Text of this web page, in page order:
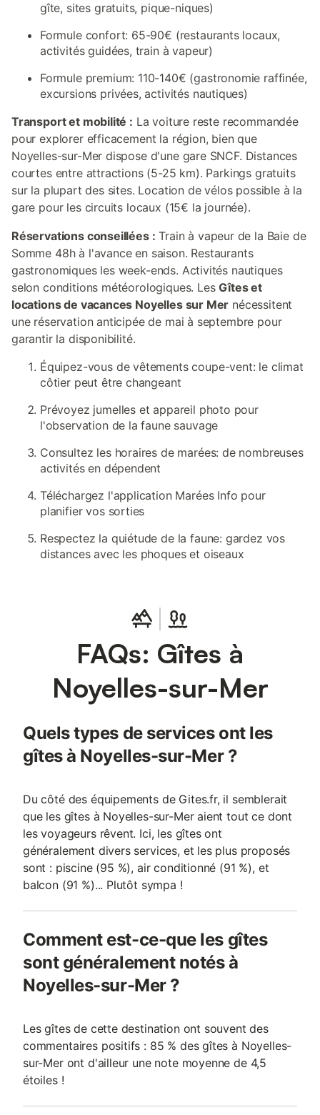
gîte, sites gratuits, pique-niques)
Formule confort: 65-90€ (restaurants locaux,
activités guidées, train à vapeur)
Formule premium: 110-140€ (gastronomie raffinée,
excursions privées, activités nautiques)
Transport et mobilité : La voiture reste recommandée
pour explorer efficacement la région, bien que
Noyelles-sur-Mer dispose d'une gare SNCF. Distances
courtes entre attractions (5-25 km). Parkings gratuits
sur la plupart des sites. Location de vélos possible à la
gare pour les circuits locaux (15€ la journée).
Réservations conseillées : Train à vapeur de la Baie de
Somme 48h à l'avance en saison. Restaurants
gastronomiques les week-ends. Activités nautiques
selon conditions météorologiques. LesGîtes et
locations de vacances Noyelles sur Mer nécessitent
une réservation anticipée de mai à septembre pour
garantir la disponibilité.
Équipez-vous de vêtements coupe-vent: le climat
côtier peut être changeant
Prévoyez jumelles et appareil photo pour
l'observation de la faune sauvage
Consultez les horaires de marées: de nombreuses
activités en dépendent
Téléchargez l'application Marées Info pour
planifier vos sorties
Respectez la quiétude de la faune: gardez vos
distances avec les phoques et oiseaux
FAQs: Gîtes à
Noyelles-sur-Mer
Quels types de services ont les
gîtes à Noyelles-sur-Mer ?
Du côté des équipements de Gites.fr, il semblerait
que les gîtes à Noyelles-sur-Mer aient tout ce dont
les voyageurs rêvent. Ici, les gîtes ont
généralement divers services, et les plus proposés
sont : piscine (95 %), air conditionné (91 %), et
balcon (91 %)... Plutôt sympa !
Comment est-ce-que les gîtes
sont généralement notés à
Noyelles-sur-Mer ?
Les gîtes de cette destination ont souvent des
commentaires positifs : 85 % des gîtes à Noyelles-
sur-Mer ont d'ailleur une note moyenne de 4,5
étoiles !